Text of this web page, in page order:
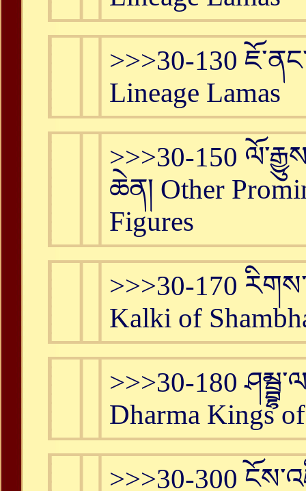
>>>30-130
Lineage Lamas
>>>30-150
ཆེན། Other
Figures
>>>30-170
Kalki of
>>>30-180
Dharma Kings
>>>30-300